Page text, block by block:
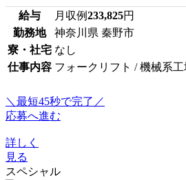
給与 月収例233,825円
勤務地
神奈川県 秦野市
寮・社宅 なし
仕事内容 フォークリフト / 機械系工
＼最短45秒で完了／
応募へ進む
詳しく
見る
スペシャル